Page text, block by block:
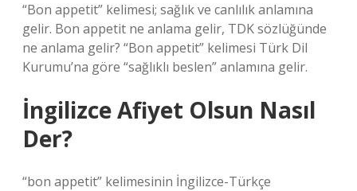
“Bon appetit” kelimesi; sağlık ve canlılık anlamına
gelir. Bon appetit ne anlama gelir, TDK sözlüğünde
ne anlama gelir? “Bon appetit” kelimesi Türk Dil
Kurumu’na göre “sağlıklı beslen” anlamına gelir.
İngilizce Afiyet Olsun Nasıl
Der?
“bon appetit” kelimesinin İngilizce-Türkçe